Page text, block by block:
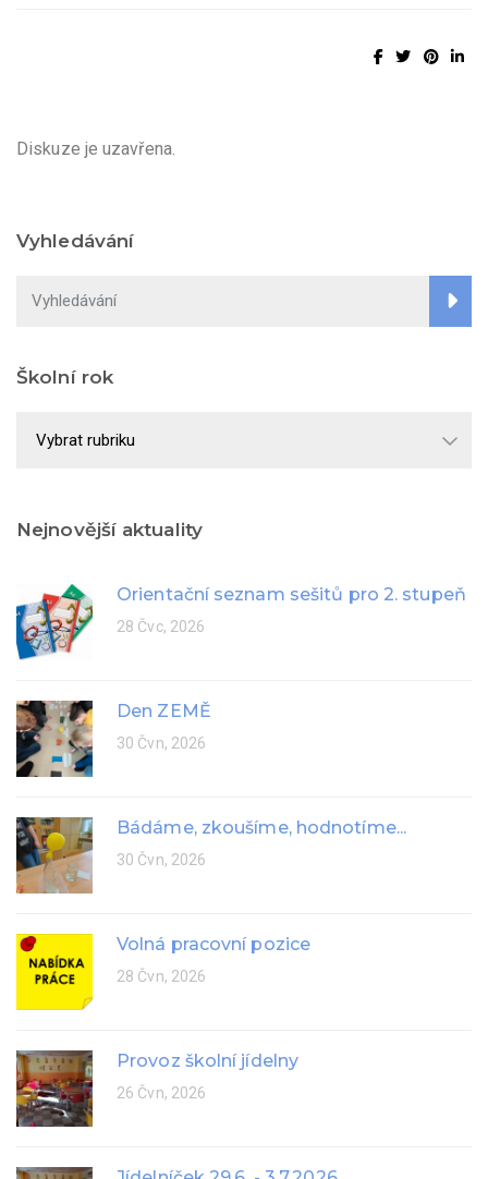
Diskuze je uzavřena.
Vyhledávání
Školní rok
rok
Nejnovější aktuality
Orientační seznam sešitů pro 2. stupeň
28 Čvc, 2026
Den ZEMĚ
30 Čvn, 2026
Bádáme, zkoušíme, hodnotíme...
30 Čvn, 2026
Volná pracovní pozice
28 Čvn, 2026
Provoz školní jídelny
26 Čvn, 2026